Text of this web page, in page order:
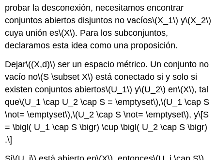
probar la desconexión, necesitamos encontrar
conjuntos abiertos disjuntos no vacíos\(X_1\) y\(X_2\)
cuya unión es\(X\). Para los subconjuntos,
declaramos esta idea como una proposición.
Dejar\((X,d)\) ser un espacio métrico. Un conjunto no
vacío no\(S \subset X\) está conectado si y solo si
existen conjuntos abiertos\(U_1\) y\(U_2\) en\(X\), tal
que\(U_1 \cap U_2 \cap S = \emptyset\),\(U_1 \cap S
\not= \emptyset\),\(U_2 \cap S \not= \emptyset\), y\[S
= \bigl( U_1 \cap S \bigr) \cup \bigl( U_2 \cap S \bigr)
.\]